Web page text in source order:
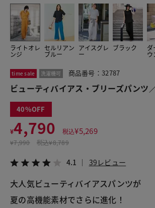
ライトオレ
ンジ
セルリアン
ブルー
アイスグレ
ー
ブラック ダ
ウ
46
time sale 洗濯機可 商品番号：32787
ビューティバイアス・ブリーズパンツ
40
¥4,790 税込¥5,269
¥7,990 税込¥8,789
4.1 39レビュー
大人気ビューティバイアスパンツが
夏の高機能素材でさらに進化！
この商品をシェアする
ビューティバイアス・ブリーズ